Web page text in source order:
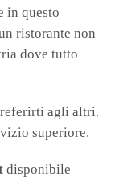
in questo
ristorante non
dove tutto
agli altri.
superiore.
disponibile